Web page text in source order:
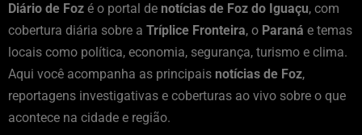
Diário de Foz é o portal de notícias de Foz do Iguaçu, com
cobertura diária sobre a Tríplice Fronteira, o Paraná e temas
locais como política, economia, segurança, turismo e clima.
Aqui você acompanha as principais notícias de Foz,
reportagens investigativas e coberturas ao vivo sobre o que
acontece na cidade e região.